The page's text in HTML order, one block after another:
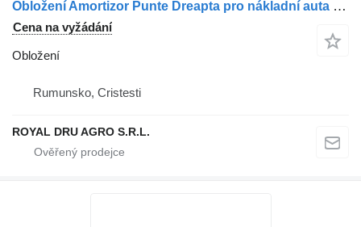
Obložení Amortizor Punte Dreapta pro nákladní auta MAN – Coduri: 81437016905, 81437016100, 81437026062, 81437026150, 81437026100
Cena na vyžádání
Obložení
Rumunsko, Cristesti
ROYAL DRU AGRO S.R.L.